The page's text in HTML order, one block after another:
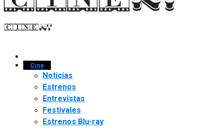
Cine
Noticias
Estrenos
Entrevistas
Festivales
Estrenos Blu-ray